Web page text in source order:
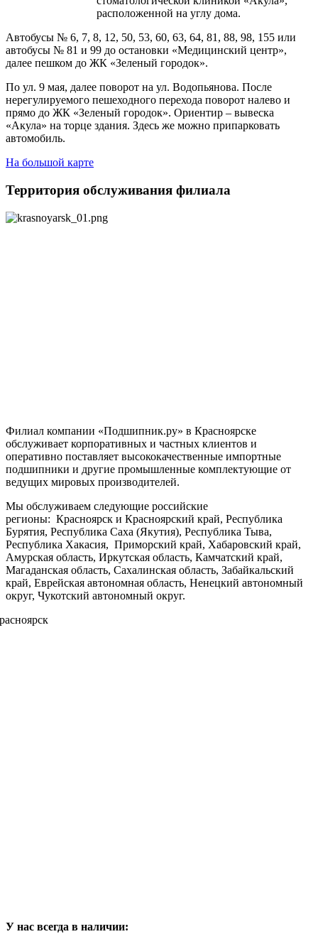
расположенной на углу дома.
Автобусы № 6, 7, 8, 12, 50, 53, 60, 63, 64, 81, 88, 98, 155 или
автобусы № 81 и 99 до остановки «Медицинский центр»,
далее пешком до ЖК «Зеленый городок».
По ул. 9 мая, далее поворот на ул. Водопьянова. После
нерегулируемого пешеходного перехода поворот налево и
прямо до ЖК «Зеленый городок». Ориентир – вывеска
«Акула» на торце здания. Здесь же можно припарковать
автомобиль.
На большой карте
Территория обслуживания филиала
Филиал компании «Подшипник.ру» в Красноярске
обслуживает корпоративных и частных клиентов и
оперативно поставляет высококачественные импортные
подшипники и другие промышленные комплектующие от
ведущих мировых производителей.
Мы обслуживаем следующие российские
регионы: Красноярск и Красноярский край, Республика
Бурятия, Республика Саха (Якутия), Республика Тыва,
Республика Хакасия, Приморский край, Хабаровский край,
Амурская область, Иркутская область, Камчатский край,
Магаданская область, Сахалинская область, Забайкальский
край, Еврейская автономная область, Ненецкий автономный
округ, Чукотский автономный округ.
У нас всегда в наличии: